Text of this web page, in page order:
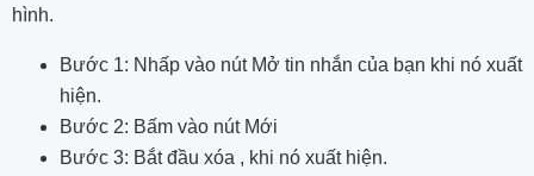
hình.
Bước 1: Nhấp vào nút Mở tin nhắn của bạn khi nó xuất
hiện.
Bước 2: Bấm vào nút Mới
Bước 3: Bắt đầu xóa , khi nó xuất hiện.